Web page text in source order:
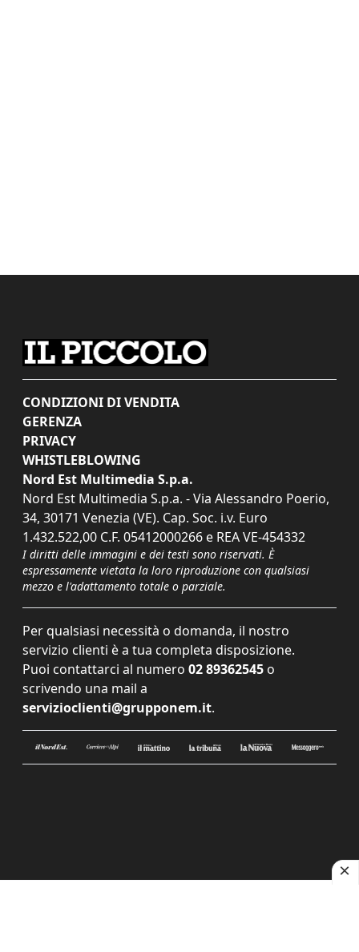
CONDIZIONI DI VENDITA
GERENZA
PRIVACY
WHISTLEBLOWING
Nord Est Multimedia S.p.a.
Nord Est Multimedia S.p.a. - Via Alessandro Poerio,
34, 30171 Venezia (VE). Cap. Soc. i.v. Euro
1.432.522,00 C.F. 05412000266 e REA VE-454332
I diritti delle immagini e dei testi sono riservati. È
espressamente vietata la loro riproduzione con qualsiasi
mezzo e l'adattamento totale o parziale.
Per qualsiasi necessità o domanda, il nostro
servizio clienti è a tua completa disposizione.
Puoi contattarci al numero 02 89362545 o
scrivendo una mail a
servizioclienti@grupponem.it.